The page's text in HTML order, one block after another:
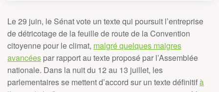
Le 29 juin, le Sénat vote un texte qui poursuit l’entreprise
de détricotage de la feuille de route de la Convention
citoyenne pour le climat, malgré quelques maigres
avancées par rapport au texte proposé par l’Assemblée
nationale. Dans la nuit du 12 au 13 juillet, les
parlementaires se mettent d’accord sur un texte définitifà